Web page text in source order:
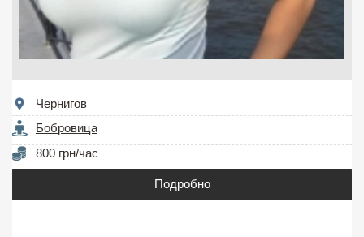
Чернигов
Бобровица
800 грн/час
Подробно